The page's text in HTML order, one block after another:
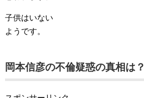
子供はいない
ようです。
岡本信彦の不倫疑惑の真相は？